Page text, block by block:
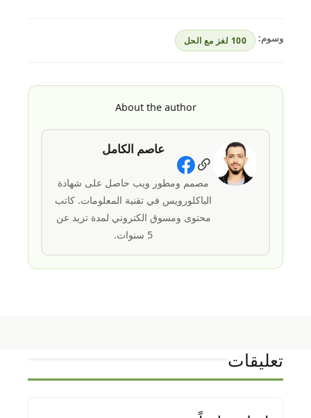
وسوم: 100 لغز مع الحل
About the author
عاصم الكامل
Social Links
مصمم ومطور ويب حاصل على شهادة
الباكلورويس في تقنية المعلومات. كاتب
محتوى ومسوق الكتروني لمدة تزيد عن
5 سنوات.
تعليقات